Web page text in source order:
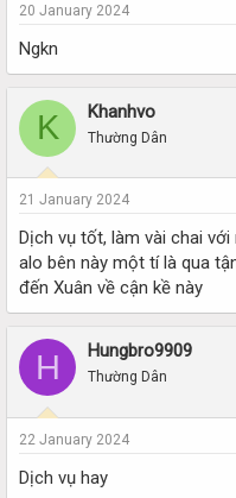
20 January 2024
Ngkn
K Khanhvo
Thường Dân
21 January 2024
Dịch vụ tốt, làm vài chai
alo bên này một tí là qua
đến Xuân về cận kề này
H Hungbro9909
Thường Dân
22 January 2024
Dịch vụ hay